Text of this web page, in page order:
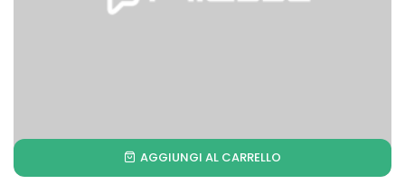
AGGIUNGI AL CARRELLO